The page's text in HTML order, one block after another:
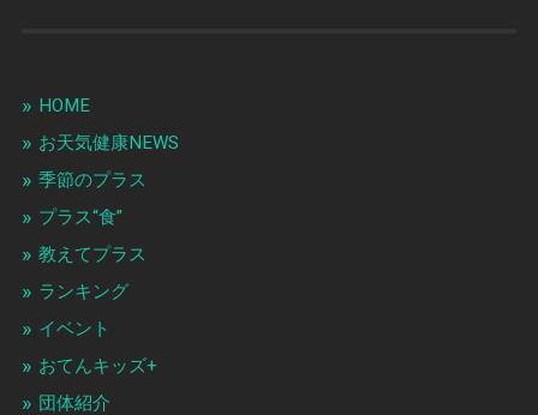
HOME
お天気健康NEWS
季節のプラス
プラス“食”
教えてプラス
ランキング
イベント
おてんキッズ+
団体紹介